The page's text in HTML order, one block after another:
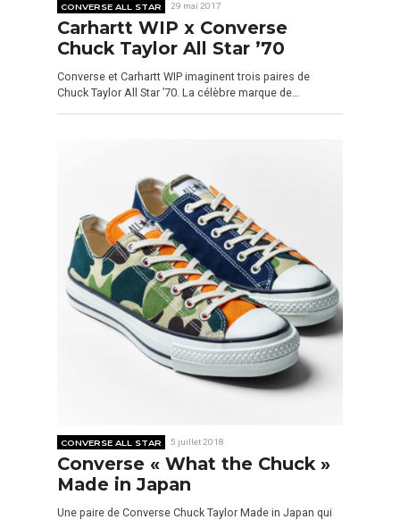
CONVERSE ALL STAR 29 mai 2017
Carhartt WIP x Converse
Chuck Taylor All Star ’70
Converse et Carhartt WIP imaginent trois paires de
Chuck Taylor All Star ’70. La célèbre marque de…
CONVERSE ALL STAR 5 juillet 2018
Converse « What the Chuck »
Made in Japan
Une paire de Converse Chuck Taylor Made in Japan qui